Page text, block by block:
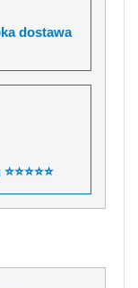
dostawa